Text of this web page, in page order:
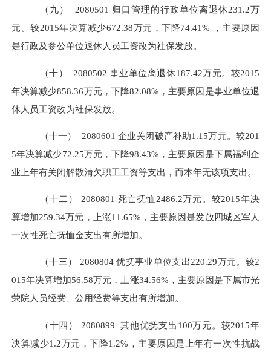
（九） 2080501 归口管理的行政单位离退休231.2万
元。较2015年决算减少672.38万元，下降74.41% ，主要原因
是行政及参公单位退休人员工资改为社保发放。
（十） 2080502 事业单位离退休187.42万元。较2015
年决算减少858.36万元，下降82.08%，主要原因是事业单位退
休人员工资改为社保发放。
（十一） 2080601企业关闭破产补助1.15万元。较201
5年决算减少72.25万元，下降98.43%，主要原因是下属福利企
业上年有关闭解散清欠职工工资等支出，而本年无该项支出。
（十二） 2080801 死亡抚恤 2486.2万元。较2015年决
算增加259.34万元，上涨11.65%，主要原因是发放四城区军人
一次性死亡抚恤金支出有所增加。
（十三） 2080804优抚事业单位支出220.29万元。较2
015年决算增加56.58万元，上涨34.56%，主要原因是下属市光
荣院人员经费、公用经费等支出有所增加。
（十四） 2080899 其他优抚支出 100万元。较2015年
决算减少1.2万元，下降1.2%，主要原因是上年有一次性抗战